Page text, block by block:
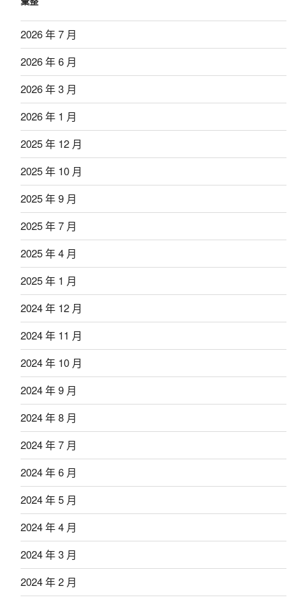
2026 年 7 月
2026 年 6 月
2026 年 3 月
2026 年 1 月
2025 年 12 月
2025 年 10 月
2025 年 9 月
2025 年 7 月
2025 年 4 月
2025 年 1 月
2024 年 12 月
2024 年 11 月
2024 年 10 月
2024 年 9 月
2024 年 8 月
2024 年 7 月
2024 年 6 月
2024 年 5 月
2024 年 4 月
2024 年 3 月
2024 年 2 月